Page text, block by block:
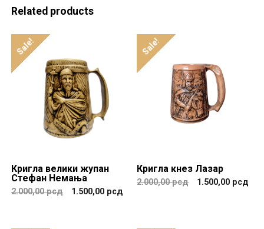
Related products
Sale!
Кригла велики жупан
Стефан Немања
2.000,00рсд 1.500,00 рсд
Sale!
Кригла кнез Лазар
2.000,00рсд 1.500,00 рсд